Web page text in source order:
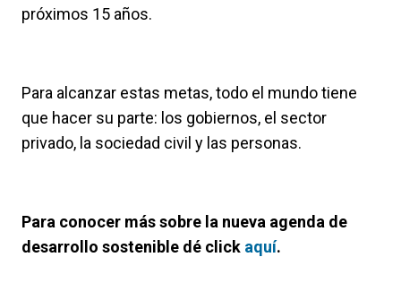
próximos 15 años.
Para alcanzar estas metas, todo el mundo tiene
que hacer su parte: los gobiernos, el sector
privado, la sociedad civil y las personas.
Para conocer más sobre la nueva agenda de
desarrollo sostenible dé click aquí.